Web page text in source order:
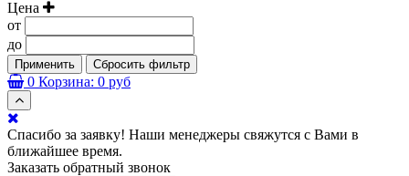
Цена
от
до
Применить Сбросить фильтр
0 Корзина: 0 руб
Спасибо за заявку! Наши менеджеры свяжутся с Вами в
ближайшее время.
Заказать обратный звонок